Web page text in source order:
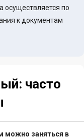
осуществляется по
к документам
часто
можно заняться в